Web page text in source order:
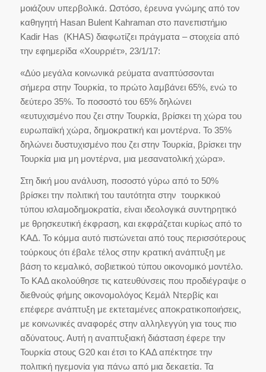
μοιάζουν υπερβολικά. Ωστόσο, έρευνα γνώμης από τον
καθηγητή Hasan Bulent Kahraman στο πανεπιστήμιο
Kadir Has (KHAS) διαφωτίζει πράγματα – στοιχεία από
την εφημερίδα «Χουρριέτ», 23/1/17:
«Δύο μεγάλα κοινωνικά ρεύματα αναπτύσσονται
σήμερα στην Τουρκία, το πρώτο λαμβάνει 65%, ενώ το
δεύτερο 35%. Το ποσοστό του 65% δηλώνει
«ευτυχισμένο που ζει στην Τουρκία, βρίσκει τη χώρα του
ευρωπαϊκή χώρα, δημοκρατική και μοντέρνα. Το 35%
δηλώνει δυστυχισμένο που ζει στην Τουρκία, βρίσκει την
Τουρκία μια μη μοντέρνα, μια μεσανατολική χώρα».
Στη δική μου ανάλυση, ποσοστό γύρω από το 50%
βρίσκει την πολιτική του ταυτότητα στην τουρκικού
τύπου ισλαμοδημοκρατία, είναι ιδεολογικά συντηρητικό
με θρησκευτική έκφραση, και εκφράζεται κυρίως από το
ΚΑΔ. Το κόμμα αυτό πιστώνεται από τους περισσότερους
τούρκους ότι έβαλε τέλος στην κρατική ανάπτυξη με
βάση το κεμαλικό, σοβιετικού τύπου οικονομικό μοντέλο.
Το ΚΑΔ ακολούθησε τις κατευθύνσεις που προδιέγραψε ο
διεθνούς φήμης οικονομολόγος Κεμάλ Ντερβίς και
επέφερε ανάπτυξη με εκτεταμένες αποκρατικοποιήσεις,
με κοινωνικές αναφορές στην αλληλεγγύη για τους πιο
αδύνατους. Αυτή η αναπτυξιακή διάσταση έφερε την
Τουρκία στους G20 και έτσι το ΚΑΔ απέκτησε την
πολιτική ηγεμονία για πάνω από μια δεκαετία. Τα